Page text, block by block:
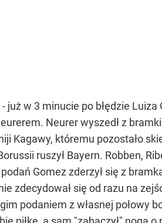
w 3 minucie po błędzie Luiza
Neurer wyszedł z
Kagawy, któremu pozostało
ruszył Bayern. Robben,
Gomez zderzył się z
zdecydował się od razu na
podaniem z własnej połowy